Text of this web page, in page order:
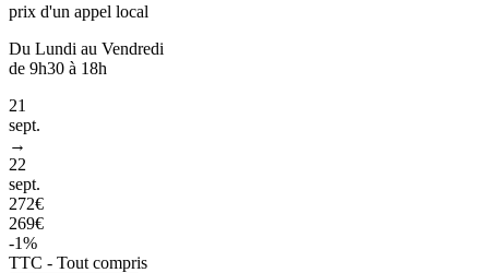
prix d'un appel local
Du Lundi au Vendredi
de 9h30 à 18h
21
sept.
→
22
sept.
272€
269€
-1%
TTC - Tout compris